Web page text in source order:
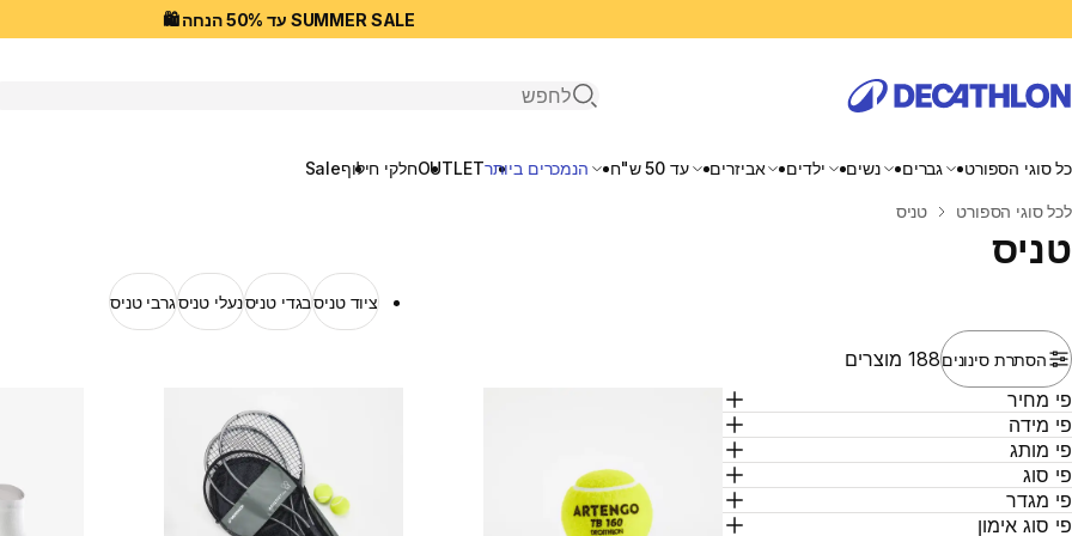
SUMMER SALE עד 50% הנחה 🛍️
פתיחת חיפוש
כל סוגי הספורט גברים נשים ילדים אביזרים עד 50 ש"ח הנמכרים ביותרOUTLETחלקי חילוףSale
בית
לכל סוגי הספורט טניס
טניס
ציוד טניסבגדי טניסנעלי טניסגרבי טניס
הסתרת סינונים188 מוצרים
מחיר
מידה
מותג
סוג
מגדר
סוג אימון